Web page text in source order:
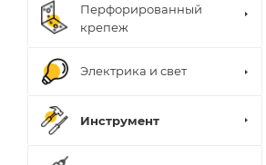
Перфорированный
крепеж
Электрика и свет
Инструмент